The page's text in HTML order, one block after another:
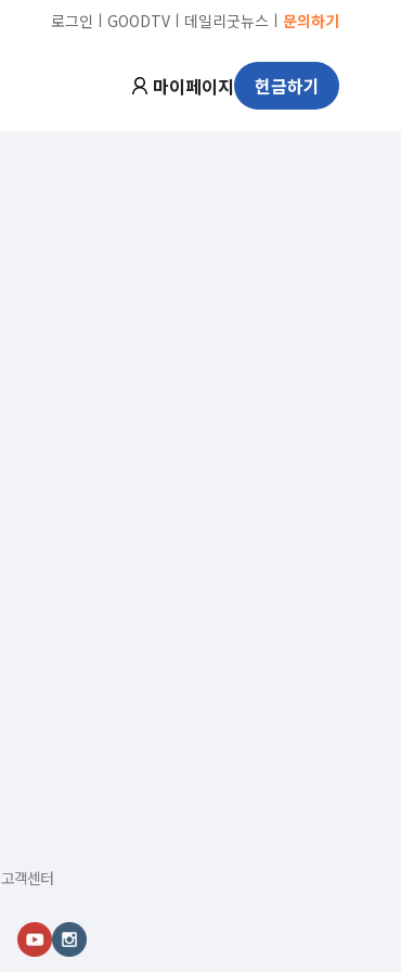
로그인 ㅣ GOODTV ㅣ 데일리굿뉴스 ㅣ 문의하기
마이페이지 헌금하기
고객센터